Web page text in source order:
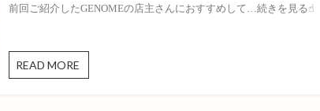
日
前回ご紹介したGENOMEの店主さんにおすすめして…続きを見る☝︎
READ MORE
ROSSO】